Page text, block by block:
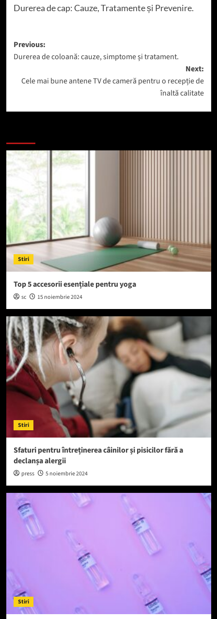
Durerea de cap: Cauze, Tratamente și Prevenire.
Post
navigation
Previous:
Durerea de coloană: cauze, simptome și tratament.
Next:
Cele mai bune antene TV de cameră pentru o recepție de
înaltă calitate
Stiri
Top 5 accesorii esențiale pentru yoga
sc 15 noiembrie 2024
Stiri
Sfaturi pentru întreținerea câinilor și pisicilor fără a
declanșa alergii
press 5 noiembrie 2024
Stiri